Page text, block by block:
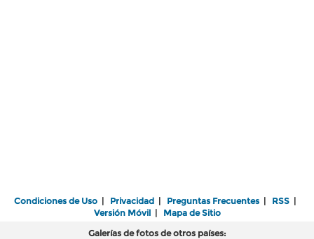
Condiciones de Uso | Privacidad | Preguntas Frecuentes | RSS |
Versión Móvil| Mapa de Sitio
Galerías de fotos de otros países: